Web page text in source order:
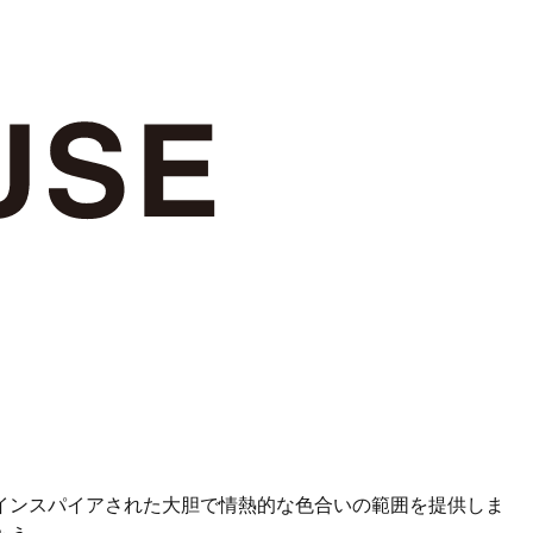
スパイアされた大胆で情熱的な色合いの範囲を提供しま